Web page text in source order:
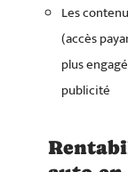
Les
(accès
plus
publicité